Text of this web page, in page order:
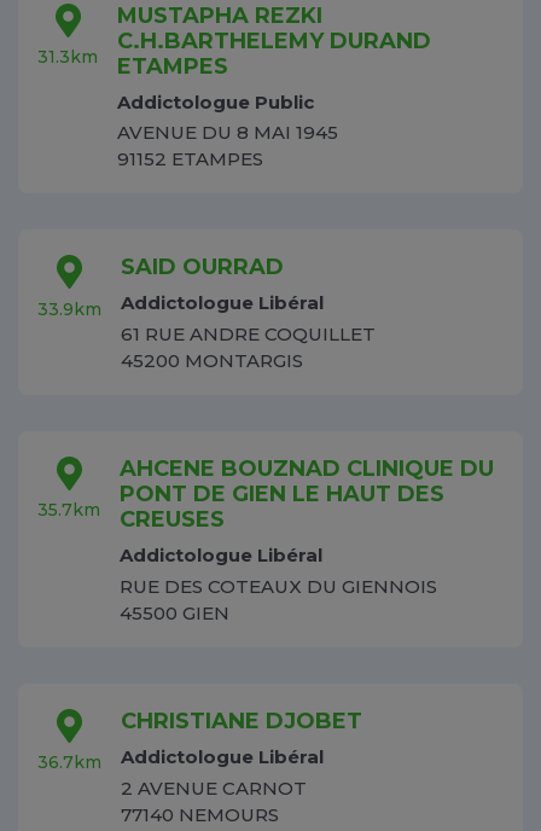
31.3km
MUSTAPHA REZKI
C.H.BARTHELEMY DURAND
ETAMPES
Addictologue Public
AVENUE DU 8 MAI 1945
91152 ETAMPES
33.9km
SAID OURRAD
Addictologue Libéral
61 RUE ANDRE COQUILLET
45200 MONTARGIS
35.7km
AHCENE BOUZNAD CLINIQUE DU
PONT DE GIEN LE HAUT DES
CREUSES
Addictologue Libéral
RUE DES COTEAUX DU GIENNOIS
45500 GIEN
36.7km
CHRISTIANE DJOBET
Addictologue Libéral
2 AVENUE CARNOT
77140 NEMOURS